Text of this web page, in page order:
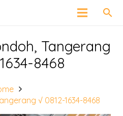
search
Tangerang
8468
√ 0812-1634-8468